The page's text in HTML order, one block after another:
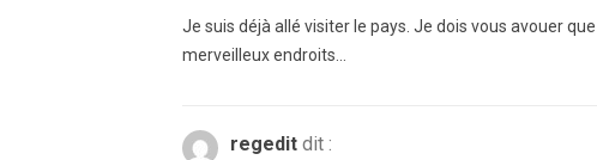
Je suis déjà allé visiter le pays. Je dois vous avouer
merveilleux endroits…
regedit dit :